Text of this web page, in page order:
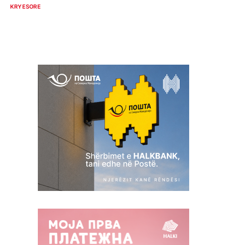
KRYESORE